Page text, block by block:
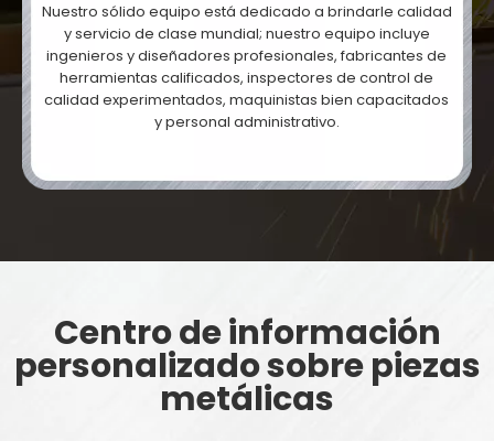
Nuestro sólido equipo está dedicado a brindarle calidad
y servicio de clase mundial; nuestro equipo incluye
ingenieros y diseñadores profesionales, fabricantes de
herramientas calificados, inspectores de control de
calidad experimentados, maquinistas bien capacitados
y personal administrativo.
Centro de información
personalizado sobre piezas
metálicas